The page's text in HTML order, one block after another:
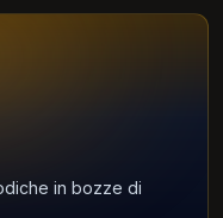
in bozze di